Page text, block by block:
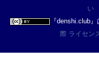
い
『denshi.club 』
際 ライセン